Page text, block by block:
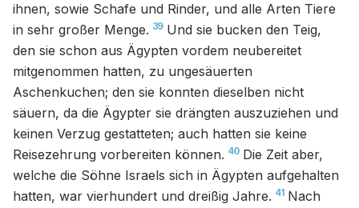
ihnen, sowie Schafe und Rinder, und alle Arten Tiere
in sehr großer Menge. 39 Und sie bucken den Teig,
den sie schon aus Ägypten vordem neubereitet
mitgenommen hatten, zu ungesäuerten
Aschenkuchen; den sie konnten dieselben nicht
säuern, da die Ägypter sie drängten auszuziehen und
keinen Verzug gestatteten; auch hatten sie keine
Reisezehrung vorbereiten können. 40 Die Zeit aber,
welche die Söhne Israels sich in Ägypten aufgehalten
hatten, war vierhundert und dreißig Jahre. 41 Nach